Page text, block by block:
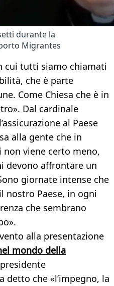
durante la
Migrantes
cui tutti siamo chiamati
che è parte
Come Chiesa che è in
Dal cardinale
al Paese
alla gente che in
non viene certo meno,
devono affrontare un
giornate intense che
nostro Paese, in ogni
che sembrano
alla presentazione
mondo della
detto che «l’impegno, la